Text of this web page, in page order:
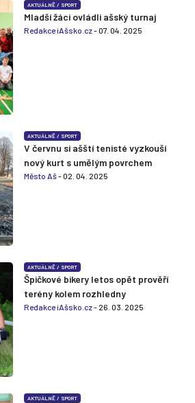
AKTUÁLNĚ / SPORT
Mladší žáci ovládli ašský turnaj
Redakce iAšsko.cz- 07. 04. 2025
AKTUÁLNĚ / SPORT
V červnu si ašští tenisté vyzkouší
nový kurt s umělým povrchem
Město Aš- 02. 04. 2025
AKTUÁLNĚ / SPORT
Špičkové bikery letos opět prověří
terény kolem rozhledny
Redakce iAšsko.cz- 26. 03. 2025
AKTUÁLNĚ / SPORT